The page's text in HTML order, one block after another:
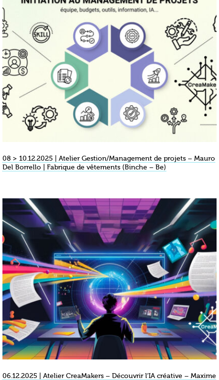
08 > 10.12.2025 | Atelier Gestion/Management de projets – Mauro
Del Borrello | Fabrique de vêtements (Binche – Be)
06.12.2025 | Atelier CreaMakers – Découvrir l’IA créative – Maxime